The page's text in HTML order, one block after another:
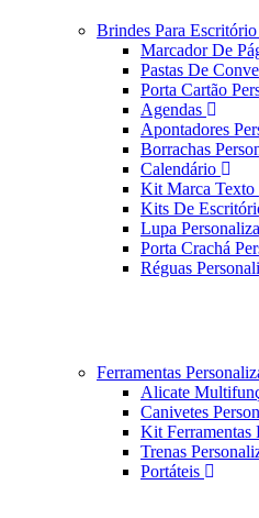
Brindes Para Escritório
Marcador De
Pastas De
Porta Cartão
Agendas
Apontadores
Borrachas
Calendário
Kit Marca Texto
Kits De
Lupa
Porta Crachá
Réguas
Ferramentas
Alicate
Canivetes
Kit Ferramentas
Trenas
Portáteis